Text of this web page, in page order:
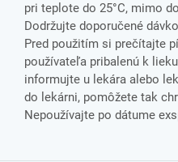
pri teplote do 25°C, mimo
Dodržujte doporučené
Pred použitím si prečítajte
používateľa pribalenú k
informujte u lekára alebo
do lekárni, pomôžete tak
Nepoužívajte po dátume